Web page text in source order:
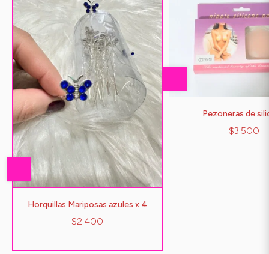
Horquillas Mariposas azules x 4
$2.400
Pezoneras de
$3.500